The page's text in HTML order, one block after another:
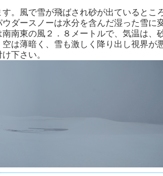
。風で雪が飛ばされ砂が出ているとこ
ダースノーは水分を含んだ湿った雪に
南東の風２．８メートルで、気温は、
は薄暗く、雪も激しく降り出し視界が
下さい。